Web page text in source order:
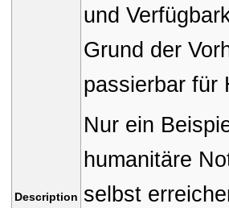
Description
und
Grund der
passierbar für
Nur ein
humanitäre
selbst